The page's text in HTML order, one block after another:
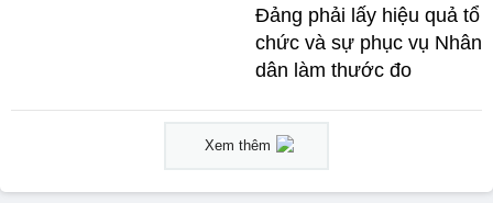
Đảng phải lấy hiệu quả tổ
chức và sự phục vụ Nhân
dân làm thước đo
Xem thêm